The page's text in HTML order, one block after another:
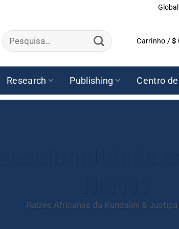
Pesquisar
por:
Carrinho /$
Research Publishing Centro
Raízes Africanas da Kundalini & Justiça